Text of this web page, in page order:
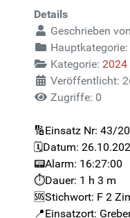
Details
Geschrieben
Hauptkategorie:
Kategorie: 2024
Veröffentlicht:
Zugriffe: 0
🔢Einsatz Nr: 43/
🗓️Datum:
📟Alarm: 16:27:00
⏱️Dauer: 1 h 3 m
🆘Stichwort: F 2
📍Einsatzort: